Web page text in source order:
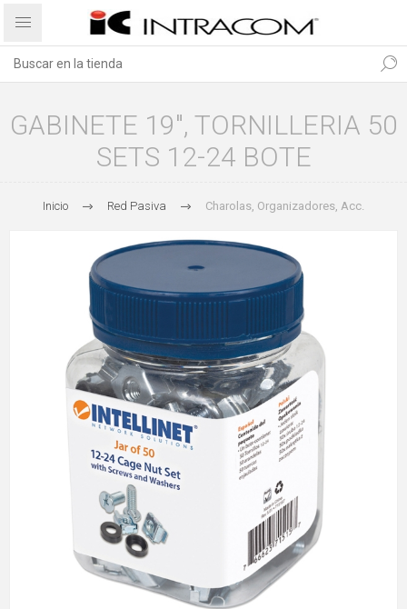
GABINETE 19", TORNILLERIA 50
SETS 12-24 BOTE
Inicio Red Pasiva Charolas, Organizadores, Acc.